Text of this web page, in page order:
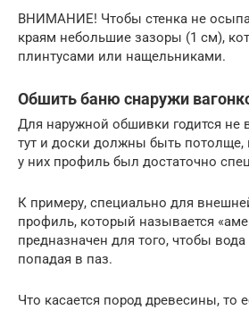
ВНИМАНИЕ! Чтобы стенка не
краям небольшие зазоры (1 см),
плинтусами или нащельниками.
Обшить баню снаружи
Для наружной обшивки годится не
тут и доски должны быть потолще,
у них профиль был достаточно
К примеру, специально для
профиль, который называется
предназначен для того, чтобы вода
попадая в паз.
Что касается пород древесины, то